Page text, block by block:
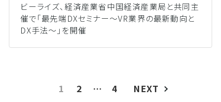
ビーライズ、経済産業省中国経済産業局と共同主
催で「最先端DXセミナー～VR業界の最新動向と
DX手法～」を開催
1 2 … 4 NEXT